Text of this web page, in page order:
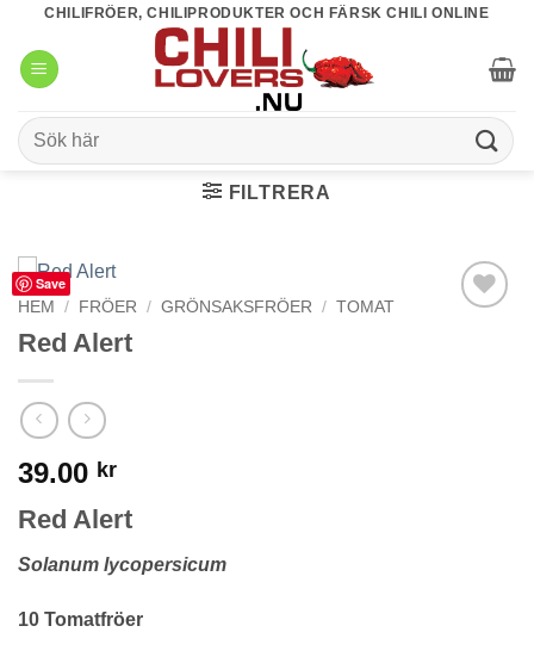
content
CHILIFRÖER, CHILIPRODUKTER OCH FÄRSK CHILI ONLINE
Sök
efter:
FILTRERA
Save
HEM / FRÖER / GRÖNSAKSFRÖER / TOMAT
Red Alert
39.00 kr
Red Alert
Solanum lycopersicum
10 Tomatfröer